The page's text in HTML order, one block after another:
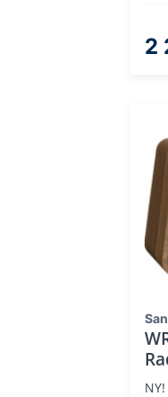
2
NY! Läcker Prestanda Retro Radio,